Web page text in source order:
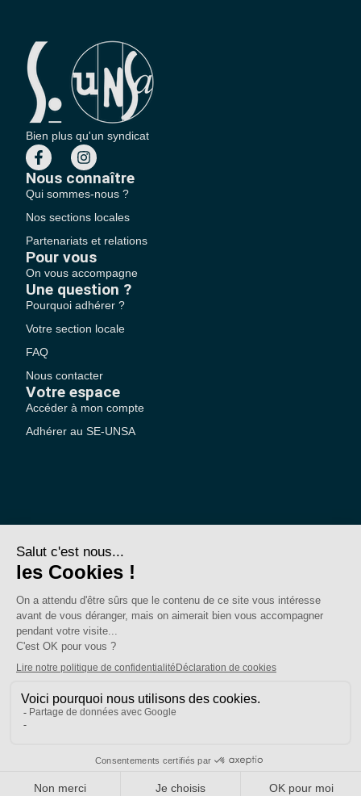
Bien plus qu'un syndicat
Nous connaître
Qui sommes-nous ?
Nos sections locales
Partenariats et relations
Pour vous
On vous accompagne
Une question ?
Pourquoi adhérer ?
Votre section locale
FAQ
Nous contacter
Votre espace
Accéder à mon compte
Adhérer au SE-UNSA
SE-Unsa est un syndicat de l’UNSA
Politique de confidentialité